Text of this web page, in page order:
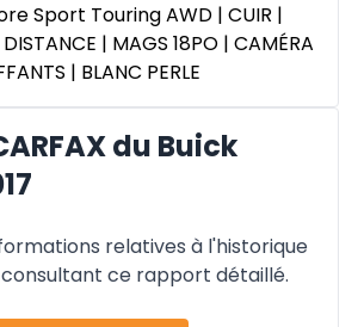
Sport Touring AWD | CUIR |
| MAGS 18PO | CAMÉRA
| BLANC PERLE
du Buick
relatives à l'historique
ce rapport détaillé.